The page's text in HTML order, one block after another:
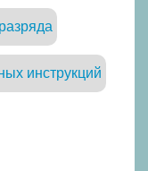
инструкций